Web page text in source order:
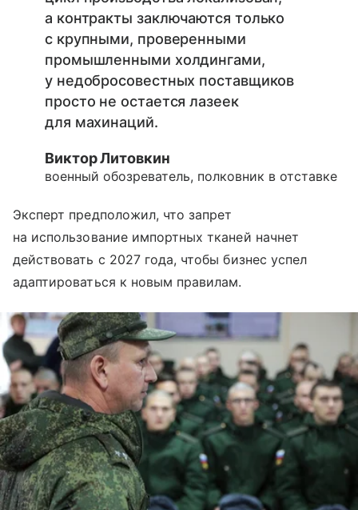
а контракты заключаются только
с крупными, проверенными
промышленными холдингами,
у недобросовестных поставщиков
просто не остается лазеек
для махинаций.
Виктор Литовкин
военный обозреватель, полковник в отставке
Эксперт предположил, что запрет
на использование импортных тканей начнет
действовать с 2027 года, чтобы бизнес успел
адаптироваться к новым правилам.